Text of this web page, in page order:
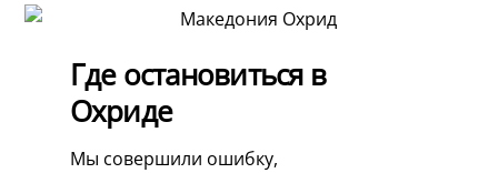
Где остановиться в
Охриде
Мы совершили ошибку,